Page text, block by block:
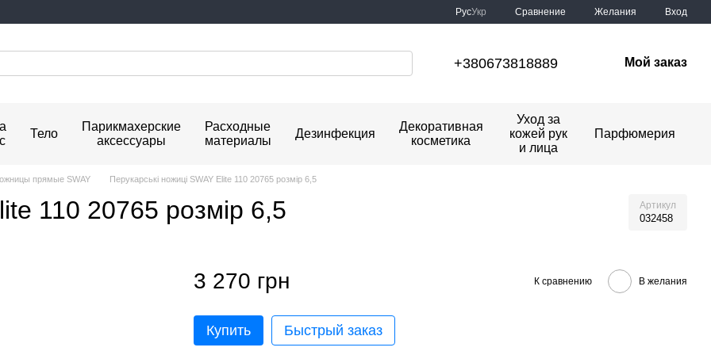
РусУкр Сравнение Желания Вход
+380673818889 Мой заказ
Тело
Парикмахерские
аксессуары
Расходные
материалы
Дезинфекция
Декоративная
косметика
Уход за
кожей рук
и лица
Парфюмерия
прямые SWAY Перукарські ножиці SWAY Elite 110 20765 розмір 6,5
110 20765 розмір 6,5 Артикул
032458
3 270 грн К сравнению В желания
Купить Быстрый заказ